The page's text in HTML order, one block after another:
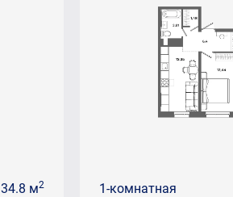
34.8 м2 1-комнатная